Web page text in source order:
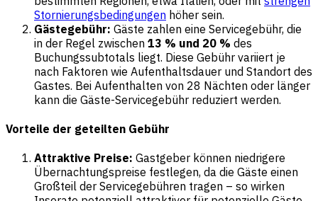
Stornierungsbedingungen höher sein.
Gästegebühr: Gäste zahlen eine Servicegebühr, die
in der Regel zwischen 13 % und 20 % des
Buchungssubtotals liegt. Diese Gebühr variiert je
nach Faktoren wie Aufenthaltsdauer und Standort des
Gastes. Bei Aufenthalten von 28 Nächten oder länger
kann die Gäste-Servicegebühr reduziert werden.
Vorteile der geteilten Gebühr
Attraktive Preise: Gastgeber können niedrigere
Übernachtungspreise festlegen, da die Gäste einen
Großteil der Servicegebühren tragen – so wirken